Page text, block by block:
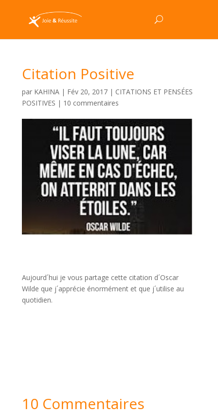
Citation Positive
par KAHINA| Fév 20, 2017| CITATIONS ET PENSÉES
POSITIVES | 10 commentaires
Aujourd´hui je vous partage cette citation d´Oscar
Wilde que j´apprécie énormément et que j´utilise au
quotidien.
10 Commentaires